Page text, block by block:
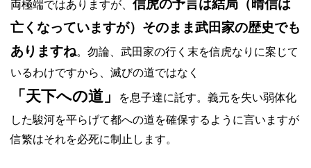
両極端ではありますが、 信虎の予言は結局（晴信は
亡くなっていますが）そのまま武田家の歴史でも
ありますね。勿論、武田家の行く末を信虎なりに案じて
いるわけですから、滅びの道ではなく
「天下への道」
を息子達に託す。義元を失い弱体化
した駿河を平らげて都への道を確保するように言いますが
信繁はそれを必死に制止します。